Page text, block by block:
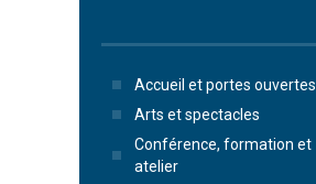
Accueil et portes ouvertes
Arts et spectacles
Conférence, formation et
atelier